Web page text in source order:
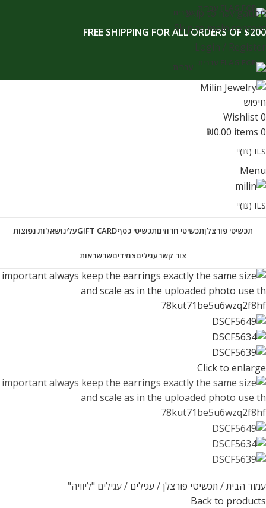
לתוכן
Skip to navigation
Skip to main content
עברית
FREE SHIPPING FOR ALL ORDERS OF $200
Login / Register
עברית
חיפוש
0
Wishlist
0
items
₪0.00
ILS (₪)
Menu
ILS (₪)
תכשיטי פורצלןתכשיטי חרוזיםתכשיטי כסףGIFT CARDעלינושאלות נפוצות
צור קשרעגיליםצמידיםשרשראות
Click to enlarge
עמוד הבית תכשיטי פורצלן עגילים
עגילים "ליוויה"
Back to products